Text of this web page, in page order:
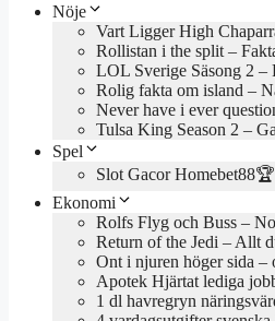
Nöje
Vart Ligger High
Rollistan i the split –
LOL Sverige Säsong 2 –
Rolig fakta om island –
Never have i ever
Tulsa King Season 2 –
Spel
Slot Gacor
Ekonomi
Rolfs Flyg och Buss –
Return of the Jedi – Allt
Ont i njuren höger sida –
Apotek Hjärtat lediga
1 dl havregryn